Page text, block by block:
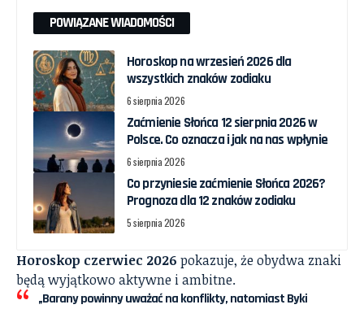
POWIĄZANE WIADOMOŚCI
Horoskop na wrzesień 2026 dla
wszystkich znaków zodiaku
6 sierpnia 2026
Zaćmienie Słońca 12 sierpnia 2026 w
Polsce. Co oznacza i jak na nas wpłynie
6 sierpnia 2026
Co przyniesie zaćmienie Słońca 2026?
Prognoza dla 12 znaków zodiaku
5 sierpnia 2026
Horoskop czerwiec 2026 pokazuje, że obydwa znaki
będą wyjątkowo aktywne i ambitne.
„Barany powinny uważać na konflikty, natomiast Byki